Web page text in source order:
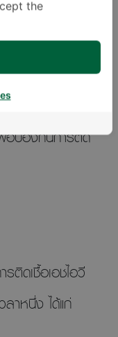
หมายถึง
ดเชื้อ ก่อนมีการ
อป้องกันการติด
ติดเชื้อเอชไอวี
ลาหนึ่ง ได้แก่
the